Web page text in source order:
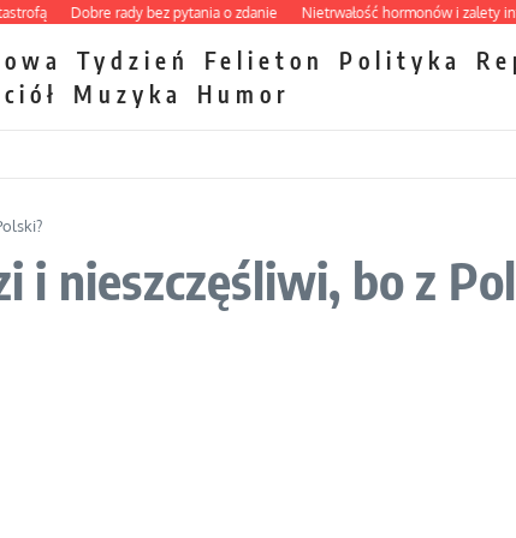
Dobre rady bez pytania o zdanie Nietrwałość hormonów i zalety
Tydzień Felieton Polityka
Muzyka Humor
i nieszczęśliwi, bo z